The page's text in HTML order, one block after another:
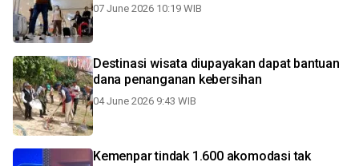
07 June 2026 10:19 WIB
Destinasi wisata diupayakan dapat bantuan
dana penanganan kebersihan
04 June 2026 9:43 WIB
Kemenpar tindak 1.600 akomodasi tak